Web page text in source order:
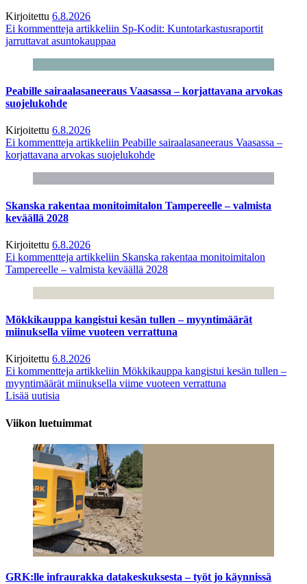
Kirjoitettu 6.8.2026
Ei kommentteja artikkeliin Sp-Kodit: Kuntotarkastusraportit
jarruttavat asuntokauppaa
Peabille sairaalasaneeraus Vaasassa – korjattavana arvokas
suojelukohde
Kirjoitettu 6.8.2026
Ei kommentteja artikkeliin Peabille sairaalasaneeraus Vaasassa –
korjattavana arvokas suojelukohde
Skanska rakentaa monitoimitalon Tampereelle – valmista
keväällä 2028
Kirjoitettu 6.8.2026
Ei kommentteja artikkeliin Skanska rakentaa monitoimitalon
Tampereelle – valmista keväällä 2028
Mökkikauppa kangistui kesän tullen – myyntimäärät
miinuksella viime vuoteen verrattuna
Kirjoitettu 6.8.2026
Ei kommentteja artikkeliin Mökkikauppa kangistui kesän tullen –
myyntimäärät miinuksella viime vuoteen verrattuna
Lisää uutisia
Viikon luetuimmat
GRK:lle infraurakka datakeskuksesta – työt jo käynnissä